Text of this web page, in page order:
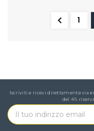
 1
Iscriviti e ricevi direttamente via
del 4%